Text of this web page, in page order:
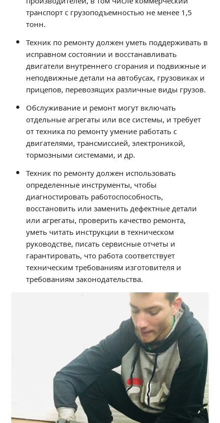
Региональная инновационная площадка
Основные сведения
Структура и органы управления образовательной
организацией
Документы
Образовательные стандарты и требования
Руководство
Педагогический состав
Материально-техническое обеспечение и
оснащенность образовательного процесса.
Доступная среда
Стипендии и меры поддержки обучающихся
Платные образовательные услуги
Финансово-хозяйственная деятельность
Вакантные места для приёма (перевода)
Международное сотрудничество
Организация питания в образовательной
ВОСПИТАТЕЛЬНАЯ РАБОТА
Безопасность на железной дороге
Дополнительное образование
транспорт с грузоподъемностью не менее 1,5
тонн.
Техник по ремонту должен уметь поддерживать в
исправном состоянии и восстанавливать
двигатели внутреннего сгорания и подвижные и
неподвижные детали на автобусах, грузовиках и
прицепов, перевозящих различные виды грузов.
Обслуживание и ремонт могут включать
отдельные агрегаты или все системы, и требует
от техника по ремонту умение работать с
двигателями, трансмиссией, электроникой,
тормозными системами, и др.
Техник по ремонту должен использовать
определенные инструменты, чтобы
диагностировать работоспособность,
восстановить или заменить дефектные детали
или агрегаты, проверить качество ремонта,
уметь читать инструкции в техническом
руководстве, писать сервисные отчеты и
гарантировать, что работа соответствует
техническим требованиям изготовителя и
требованиям законодательства.